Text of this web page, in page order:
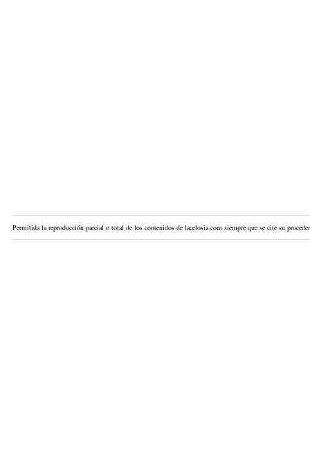
Permitida la reproducción parcial o total de los contenidos de lacelosia.com siempre que se cite su